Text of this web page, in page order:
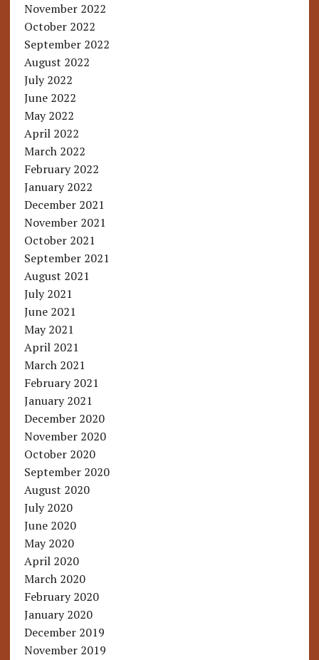
November 2022
October 2022
September 2022
August 2022
July 2022
June 2022
May 2022
April 2022
March 2022
February 2022
January 2022
December 2021
November 2021
October 2021
September 2021
August 2021
July 2021
June 2021
May 2021
April 2021
March 2021
February 2021
January 2021
December 2020
November 2020
October 2020
September 2020
August 2020
July 2020
June 2020
May 2020
April 2020
March 2020
February 2020
January 2020
December 2019
November 2019